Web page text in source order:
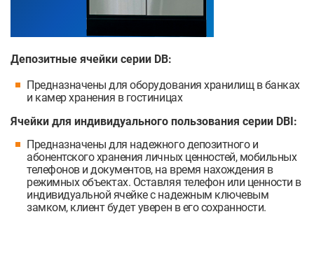
Депозитные ячейки серии DB:
Предназначены для оборудования хранилищ в банках
и камер хранения в гостиницах
Ячейки для индивидуального пользования серии DBI:
Предназначены для надежного депозитного и
абонентского хранения личных ценностей, мобильных
телефонов и документов, на время нахождения в
режимных объектах. Оставляя телефон или ценности в
индивидуальной ячейке с надежным ключевым
замком, клиент будет уверен в его сохранности.